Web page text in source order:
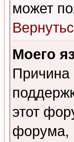
может
Моего
Причина
этот
форума,